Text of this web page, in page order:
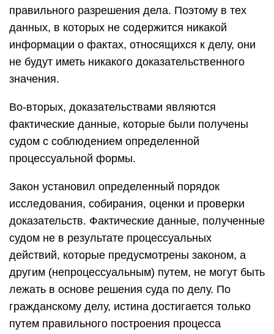
правильного разрешения дела. Поэтому в тех
данных, в которых не содержится никакой
информации о фактах, относящихся к делу, они
не будут иметь никакого доказательственного
значения.
Во-вторых, доказательствами являются
фактические данные, которые были получены
судом с соблюдением определенной
процессуальной формы.
Закон установил определенный порядок
исследования, собирания, оценки и проверки
доказательств. Фактические данные, полученные
судом не в результате процессуальных
действий, которые предусмотрены законом, а
другим (непроцессуальным) путем, не могут быть
лежать в основе решения суда по делу. По
гражданскому делу, истина достигается только
путем правильного построения процесса